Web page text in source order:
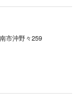
市沖野々259